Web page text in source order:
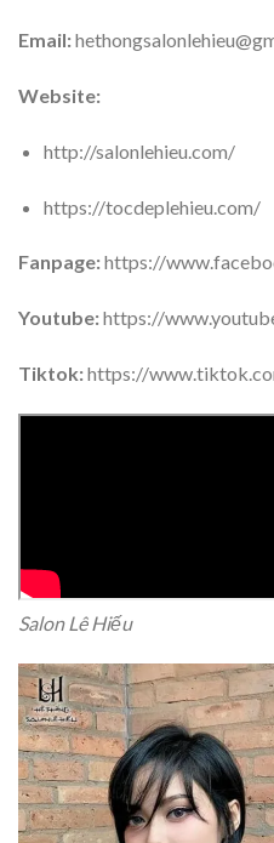
Email:
Website:
http://salonlehieu.com/
https://tocdeplehieu.com/
Fanpage:https://
Youtube:https://
Tiktok:https://
Salon Lê Hiếu